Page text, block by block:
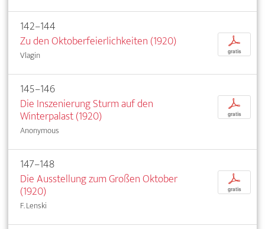
142–144
Zu den Oktoberfeierlichkeiten (1920)
Vlagin
p
gratis
145–146
Die Inszenierung Sturm auf den
Winterpalast (1920)
Anonymous
p
gratis
147–148
Die Ausstellung zum Großen Oktober
(1920)
F. Lenski
p
gratis